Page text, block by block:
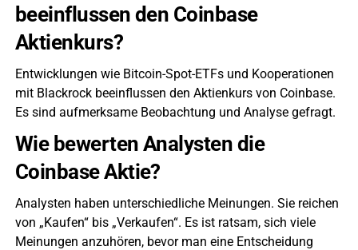
beeinflussen den Coinbase
Aktienkurs?
Entwicklungen wie Bitcoin-Spot-ETFs und Kooperationen
mit Blackrock beeinflussen den Aktienkurs von Coinbase.
Es sind aufmerksame Beobachtung und Analyse gefragt.
Wie bewerten Analysten die
Coinbase Aktie?
Analysten haben unterschiedliche Meinungen. Sie reichen
von „Kaufen“ bis „Verkaufen“. Es ist ratsam, sich viele
Meinungen anzuhören, bevor man eine Entscheidung